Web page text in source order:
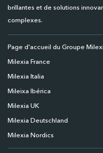
brillantes et de solutions
complexes.
Page d'accueil du Groupe
Milexia France
Milexia Italia
Mileixa Ibérica
Milexia UK
Milexia Deutschland
Milexia Nordics